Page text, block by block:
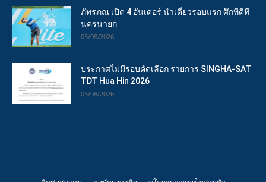
ภัทรภณ เปิด 4 อันเดอร์ นำเดี่ยวรอบแรก ศึกทีดีที
นครนายก
05/08/2026
ประกาศไม่มีรอบคัดเลือก รายการ SINGHA-SAT
TDT Hua Hin 2026
05/08/2026